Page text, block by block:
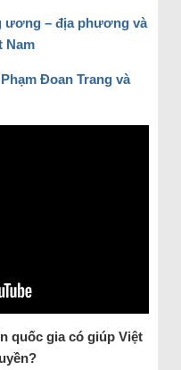
ương – địa phương và
Nam
Đoan Trang và
quốc gia có giúp Việt